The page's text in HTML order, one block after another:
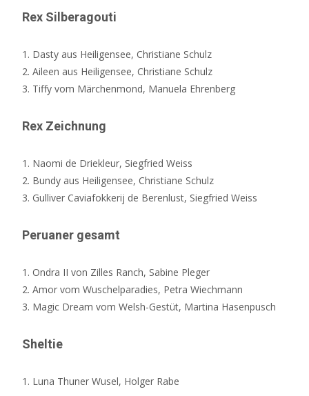
Rex Silberagouti
1. Dasty aus Heiligensee, Christiane Schulz
2. Aileen aus Heiligensee, Christiane Schulz
3. Tiffy vom Märchenmond, Manuela Ehrenberg
Rex Zeichnung
1. Naomi de Driekleur, Siegfried Weiss
2. Bundy aus Heiligensee, Christiane Schulz
3. Gulliver Caviafokkerij de Berenlust, Siegfried Weiss
Peruaner gesamt
1. Ondra II von Zilles Ranch, Sabine Pleger
2. Amor vom Wuschelparadies, Petra Wiechmann
3. Magic Dream vom Welsh-Gestüt, Martina Hasenpusch
Sheltie
1. Luna Thuner Wusel, Holger Rabe